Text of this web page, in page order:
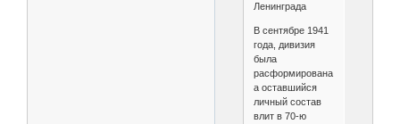
Ленинграда
В сентябре 1941
года, дивизия
была
расформирована,
а оставшийся
личный состав
влит в 70-ю